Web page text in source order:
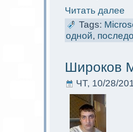
Читать далее
Tags:
одной,
Ширoков
ЧТ, 10/28/